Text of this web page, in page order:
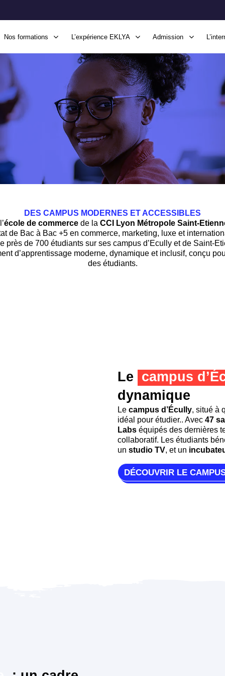
Nos formations L’expérience EKLYA Admission
DES CAMPUS MODERNES ET ACCESSIBLES
école de commercede la CCI Lyon Métropole Saint-
de Bac à Bac +5 en commerce, marketing, luxe et
près de 700 étudiants sur ses campus d’Ecully et de Saint-
d’apprentissage moderne, dynamique et inclusif, conçu
des étudiants.
Le campus
dynamique
Le campus d’Écully, situé à
idéal pour étudier.. Avec 47
Labs équipés des dernières
collaboratif. Les étudiants
un studio TV, et un
DÉCOUVRIR LE